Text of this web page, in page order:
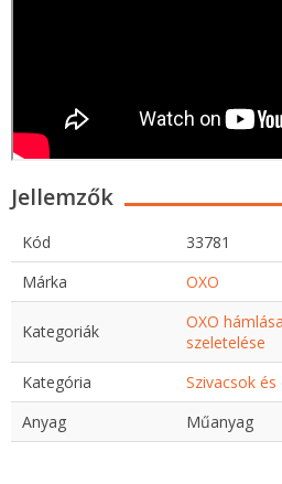
Jellemzők
Kód
33781
Márka
OXO
Kategoriák
OXO
szeletelése
Kategória
Szivacsok
Anyag
Műanyag